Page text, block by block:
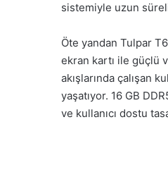
sistemiyle uzun
Öte yandan Tulpar
ekran kartı ile güçlü
akışlarında çalışan
yaşatıyor. 16 GB
ve kullanıcı dostu